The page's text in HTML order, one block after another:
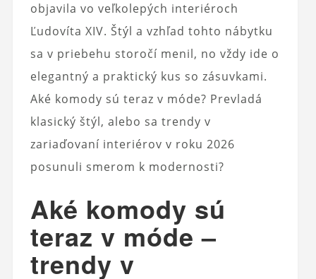
objavila vo veľkolepých interiéroch
Ľudovíta XIV. Štýl a vzhľad tohto nábytku
sa v priebehu storočí menil, no vždy ide o
elegantný a praktický kus so zásuvkami.
Aké komody sú teraz v móde? Prevladá
klasický štýl, alebo sa trendy v
zariaďovaní interiérov v roku 2026
posunuli smerom k modernosti?
Aké komody sú
teraz v móde –
trendy v